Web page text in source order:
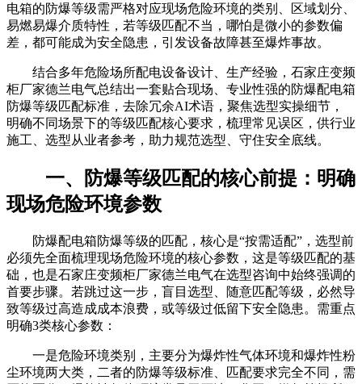
电箱的防爆等级需严格对应现场危险环境的类别、区域划分、
易燃易爆介质特性，若等级匹配不当，哪怕是微小的参数偏
差，都可能成为安全隐患，引发设备故障甚至爆炸事故。
结合多年危险场所配电设备设计、生产经验，石家庄变频
柜厂家德兰电气总结出一套贴合现场、专业性强的防爆配电箱
防爆等级匹配标准，去除冗余AI术语，聚焦选型实操细节，
明确不同场景下的等级匹配核心要求，梳理常见误区，供行业
施工、选型从业者参考，助力规范选型、守住安全底线。
一、防爆等级匹配的核心前提：明确
现场危险环境参数
防爆配电箱防爆等级的匹配，核心是“按需适配”，选型前
必须先全面梳理现场危险环境的核心参数，这是等级匹配的基
础，也是石家庄变频柜厂家德兰电气在选型咨询中始终强调的
首要步骤。若跳过这一步，盲目选型、随意匹配等级，必然导
致等级过高造成成本浪费，或等级过低留下安全隐患。需重点
明确3类核心参数：
一是危险环境类别，主要分为爆炸性气体环境和爆炸性粉
尘环境两大类，二者的防爆等级标准、匹配要求完全不同，需